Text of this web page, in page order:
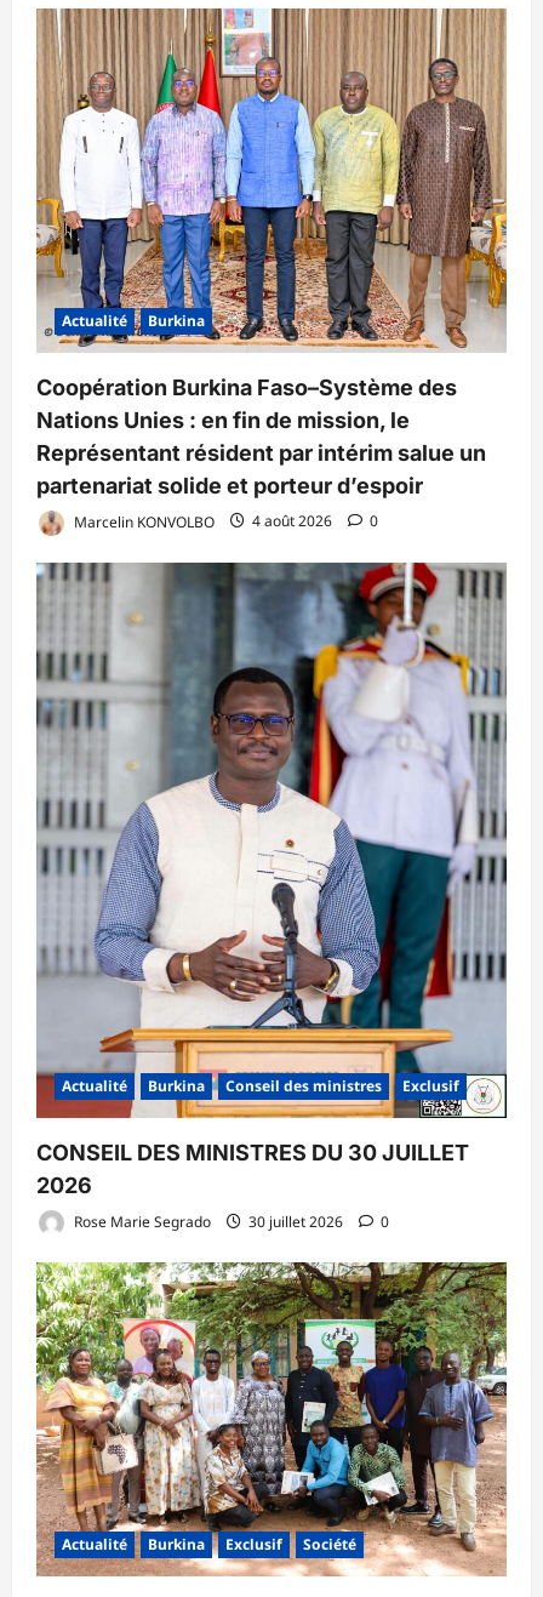
Actualité Burkina
Coopération Burkina Faso–Système des
Nations Unies : en fin de mission, le
Représentant résident par intérim salue un
partenariat solide et porteur d’espoir
Marcelin KONVOLBO 4 août 2026 0
Actualité Burkina Conseil des ministres Exclusif
CONSEIL DES MINISTRES DU 30 JUILLET
2026
Rose Marie Segrado 30 juillet 2026 0
Actualité Burkina Exclusif Société